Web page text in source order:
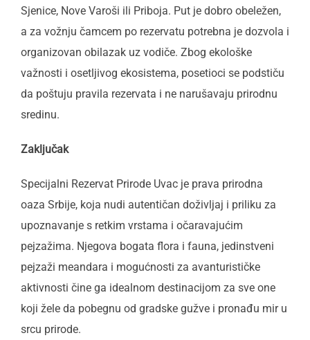
Sjenice, Nove Varoši ili Priboja. Put je dobro obeležen,
a za vožnju čamcem po rezervatu potrebna je dozvola i
organizovan obilazak uz vodiče. Zbog ekološke
važnosti i osetljivog ekosistema, posetioci se podstiču
da poštuju pravila rezervata i ne narušavaju prirodnu
sredinu.
Zaključak
Specijalni Rezervat Prirode Uvac je prava prirodna
oaza Srbije, koja nudi autentičan doživljaj i priliku za
upoznavanje s retkim vrstama i očaravajućim
pejzažima. Njegova bogata flora i fauna, jedinstveni
pejzaži meandara i mogućnosti za avanturističke
aktivnosti čine ga idealnom destinacijom za sve one
koji žele da pobegnu od gradske gužve i pronađu mir u
srcu prirode.